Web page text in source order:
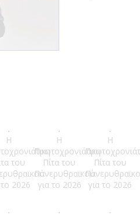
Η
του
το 2026
Η
Πρωτοχρονιάτικη
Πίτα του
Πανερυθραϊκού
για το 2026
Η
Πίτα του
για το 2026